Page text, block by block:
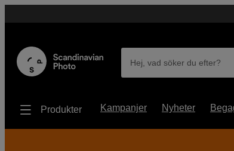
Hej, vad söker du efter?
Produkter Kampanjer Nyheter